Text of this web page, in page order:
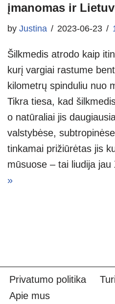
įmanomas ir
by Justina 2023-06-23
Šilkmedis atrodo kaip
kurį vargiai rastume
kilometrų spinduliu nuo
Tikra tiesa, kad
o natūraliai jis
valstybėse,
tinkamai prižiūrėtas jis
mūsuose – tai liudija
»
Privatumo politika
Apie mus